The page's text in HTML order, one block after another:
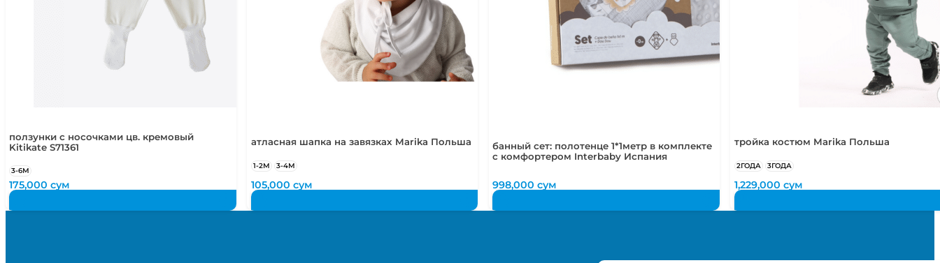
ползунки с носочками цв. кремовый
Kitikate S71361
3-6М
175,000сум
атласная шапка на завязках Marika Польша
1-2М 3-4М
105,000 сум
банный сет: полотенце 1*1метр в комплекте
с комфортером Interbaby Испания
998,000сум
тройка костюм Marika Польша
2ГОДА 3ГОДА
1,229,000 сум